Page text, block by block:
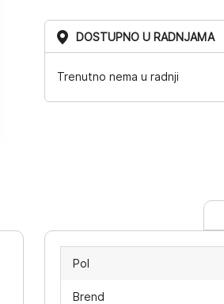
DOSTUPNO U RADNJAMA
Trenutno nema u radnji
Pol
Brend